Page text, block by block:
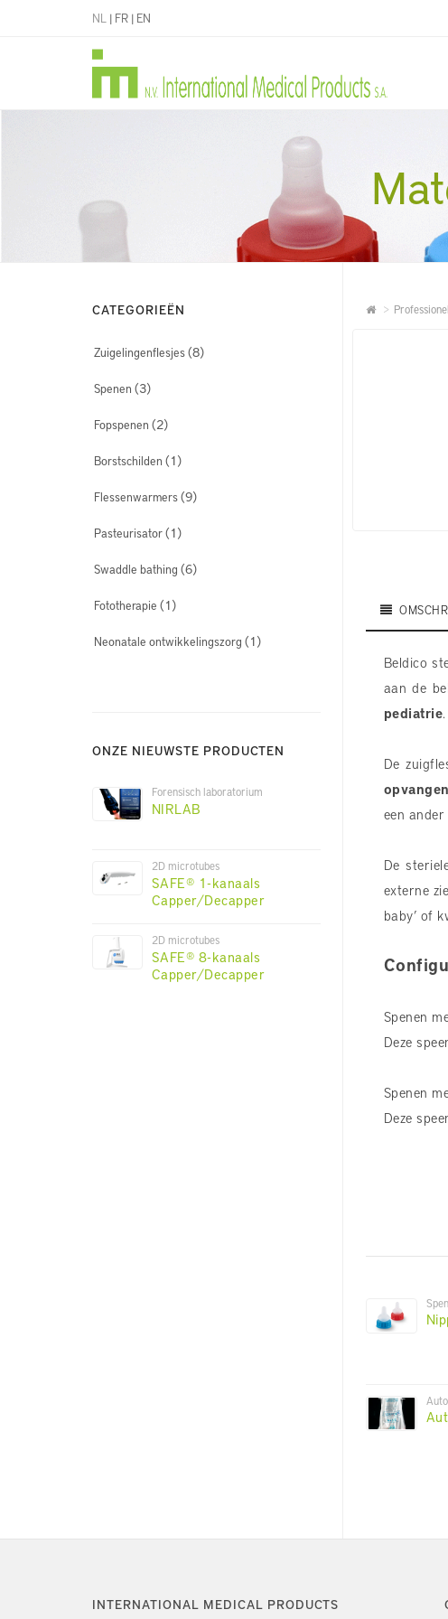
NL | FR | EN
Beldico
aan de
pediatrie.
De
opvangen
een
De
externe
baby’ of
Spenen
Deze
Spenen
Deze
CATEGORIEËN
Zuigelingenflesjes(8)
Spenen (3)
Fopspenen (2)
Borstschilden (1)
Flessenwarmers(9)
Pasteurisator(1)
Swaddle bathing (6)
Fototherapie (1)
Neonatale ontwikkelingszorg (1)
ONZE NIEUWSTE PRODUCTEN
Forensisch laboratorium
NIRLAB
2D microtubes
SAFE® 1-kanaals
Capper/Decapper
2D microtubes
SAFE® 8-kanaals
Capper/Decapper
INTERNATIONAL MEDICAL PRODUCTS